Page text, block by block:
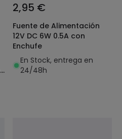
2,95 €
Fuente de Alimentación
12V DC 6W 0.5A con
Enchufe
En Stock, entrega en
24/48h